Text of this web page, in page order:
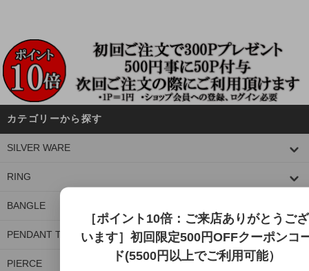
カテゴリーから探す
SILVER WARE
RING
BANGLE
PENDANT TOP
PIERCE
［ポイント10倍：ご来店ありがとうござ
います］初回限定500円OFFクーポンコ
ド(5500円以上でご利用可能）